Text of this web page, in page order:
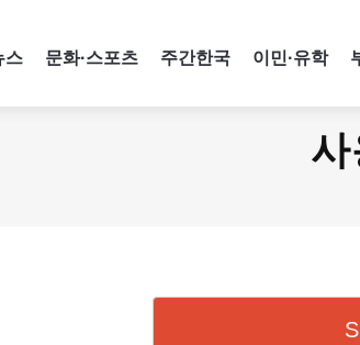
스 문화·스포츠 주간한국 이민·유학